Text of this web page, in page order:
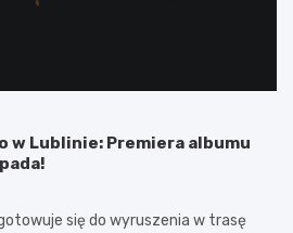
w Lublinie: Premiera albumu
się do wyruszenia w trasę